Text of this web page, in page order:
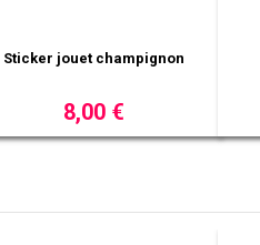
Sticker cadeau 3
11,00 €